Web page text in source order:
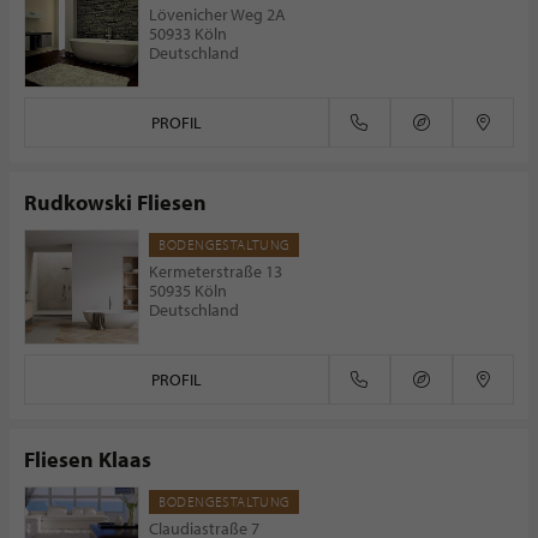
Lövenicher Weg 2A
50933 Köln
Deutschland
PROFIL
Rudkowski Fliesen
BODENGESTALTUNG
Kermeterstraße 13
50935 Köln
Deutschland
PROFIL
Fliesen Klaas
BODENGESTALTUNG
Claudiastraße 7